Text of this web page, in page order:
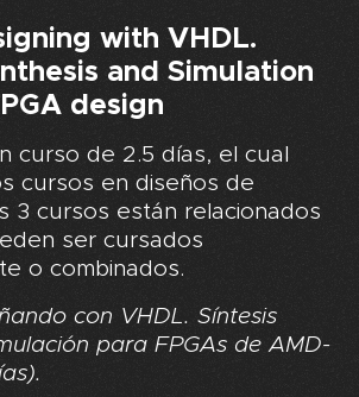
with VHDL.
and Simulation
design
curso de 2.5 días, el cual
cursos en diseños de
3 cursos están relacionados
ser cursados
o combinados.
con VHDL. Síntesis
para FPGAs de AMD-